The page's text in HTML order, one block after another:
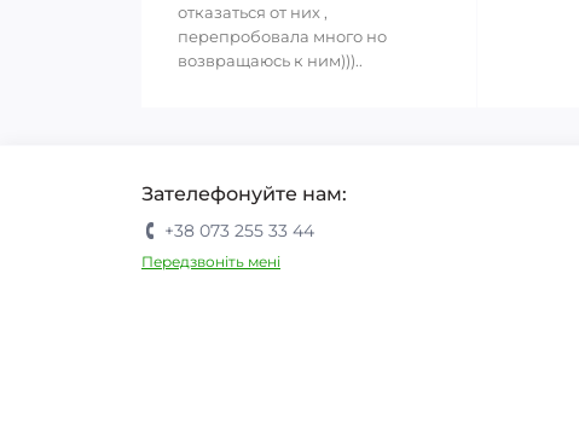
отказаться от них ,
перепробовала много но
возвращаюсь к ним)))..
Зателефонуйте нам:
+38 073 255 33 44
Передзвоніть мені